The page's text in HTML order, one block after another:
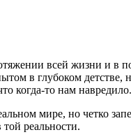
всей жизни и
в глубоком детстве,
когда-то нам навредило.
мире, но четко
реальности.